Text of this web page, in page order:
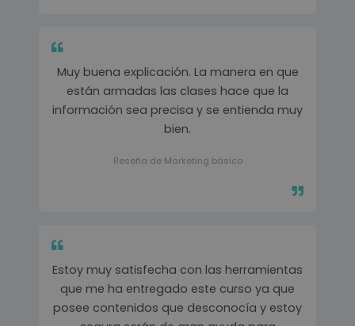
Muy buena explicación. La manera en que
están armadas las clases hace que la
información sea precisa y se entienda muy
bien.
Reseña de Marketing básico
Estoy muy satisfecha con las herramientas
que me ha entregado este curso ya que
posee contenidos que desconocía y estoy